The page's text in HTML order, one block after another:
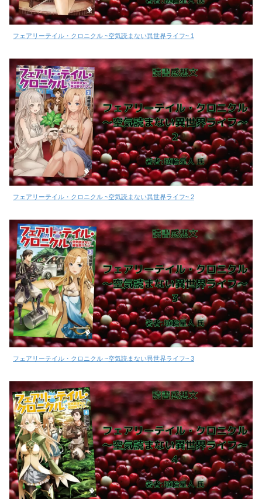
フェアリーテイル・クロニクル ~空気読まない異世界ライフ~ 1
フェアリーテイル・クロニクル ~空気読まない異世界ライフ~ 2
フェアリーテイル・クロニクル ~空気読まない異世界ライフ~ 3